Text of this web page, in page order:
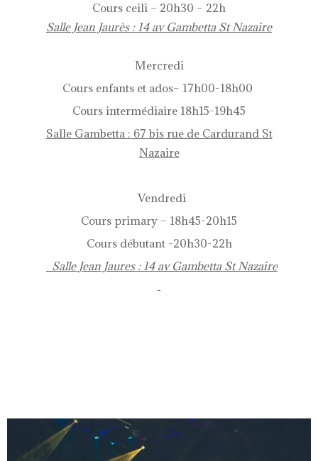
Cours ceili – 20h30 – 22h
Salle Jean Jaurès : 14 av Gambetta St Nazaire
Mercredi
Cours enfants et ados– 17h00-18h00
Cours intermédiaire 18h15-19h45
Salle Gambetta : 67 bis rue de Cardurand St
Nazaire
Vendredi
Cours primary – 18h45-20h15
Cours débutant -20h30-22h
Salle Jean Jaures : 14 av Gambetta St Nazaire